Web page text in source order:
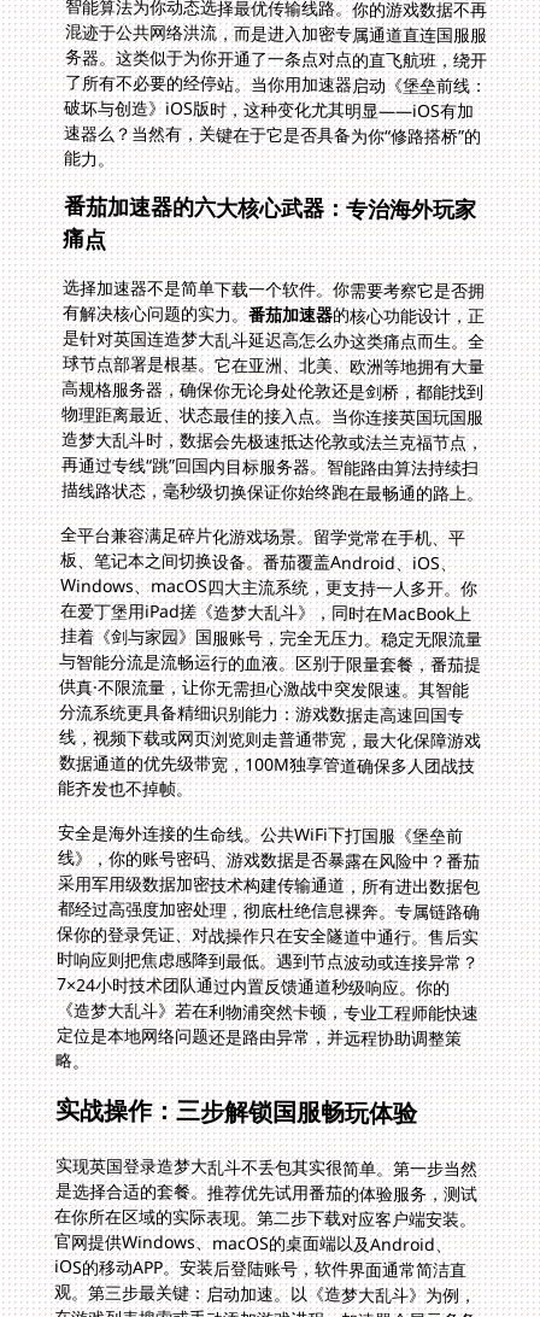
能力。
番茄加速器的六大核心武器：专治海外玩家
痛点
选择加速器不是简单下载一个软件。你需要考察它是否拥
有解决核心问题的实力。番茄加速器的核心功能设计，正
是针对英国连造梦大乱斗延迟高怎么办这类痛点而生。全
球节点部署是根基。它在亚洲、北美、欧洲等地拥有大量
高规格服务器，确保你无论身处伦敦还是剑桥，都能找到
物理距离最近、状态最佳的接入点。当你连接英国玩国服
造梦大乱斗时，数据会先极速抵达伦敦或法兰克福节点，
再通过专线“跳”回国内目标服务器。智能路由算法持续扫
描线路状态，毫秒级切换保证你始终跑在最畅通的路上。
全平台兼容满足碎片化游戏场景。留学党常在手机、平
板、笔记本之间切换设备。番茄覆盖Android、iOS、
Windows、macOS四大主流系统，更支持一人多开。你
在爱丁堡用iPad搓《造梦大乱斗》，同时在MacBook上
挂着《剑与家园》国服账号，完全无压力。稳定无限流量
与智能分流是流畅运行的血液。区别于限量套餐，番茄提
供真·不限流量，让你无需担心激战中突发限速。其智能
分流系统更具备精细识别能力：游戏数据走高速回国专
线，视频下载或网页浏览则走普通带宽，最大化保障游戏
数据通道的优先级带宽，100M独享管道确保多人团战技
能齐发也不掉帧。
安全是海外连接的生命线。公共WiFi下打国服《堡垒前
线》，你的账号密码、游戏数据是否暴露在风险中？番茄
采用军用级数据加密技术构建传输通道，所有进出数据包
都经过高强度加密处理，彻底杜绝信息裸奔。专属链路确
保你的登录凭证、对战操作只在安全隧道中通行。售后实
时响应则把焦虑感降到最低。遇到节点波动或连接异常？
7×24小时技术团队通过内置反馈通道秒级响应。你的
《造梦大乱斗》若在利物浦突然卡顿，专业工程师能快速
定位是本地网络问题还是路由异常，并远程协助调整策
略。
实战操作：三步解锁国服畅玩体验
实现英国登录造梦大乱斗不丢包其实很简单。第一步当然
是选择合适的套餐。推荐优先试用番茄的体验服务，测试
在你所在区域的实际表现。第二步下载对应客户端安装。
官网提供Windows、macOS的桌面端以及Android、
iOS的移动APP。安装后登陆账号，软件界面通常简洁直
观。第三步最关键：启动加速。以《造梦大乱斗》为例，
在游戏列表搜索或手动添加游戏进程。加速器会展示多条
可用线路及其延迟和丢包率。优先选择系统智能推荐
的“低延迟”专线。此时你的连接已完成质变。点击启动游